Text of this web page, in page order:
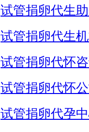
试管捐卵代生
试管捐卵代生
试管捐卵代怀
试管捐卵代怀公
试管捐卵代孕